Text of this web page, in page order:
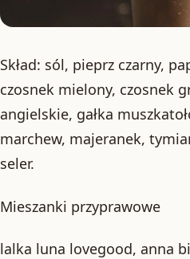
Skład: sól, pieprz czarny,
czosnek mielony, czosnek
angielskie, gałka
marchew, majeranek,
seler.
Mieszanki przyprawowe
lalka luna lovegood, anna